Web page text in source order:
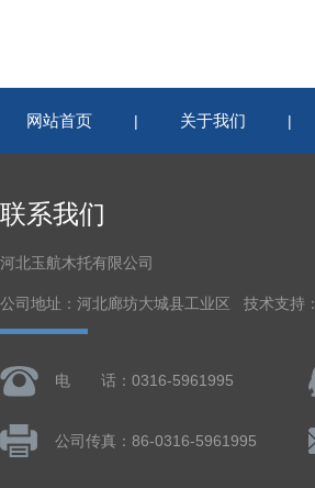
网站首页 | 关于我们 |
联系我们
河北玉航木托有限公司
公司地址：河北廊坊大城县工业区 技术支持：
电 话：0316-5961995
公司传真：86-0316-5961995